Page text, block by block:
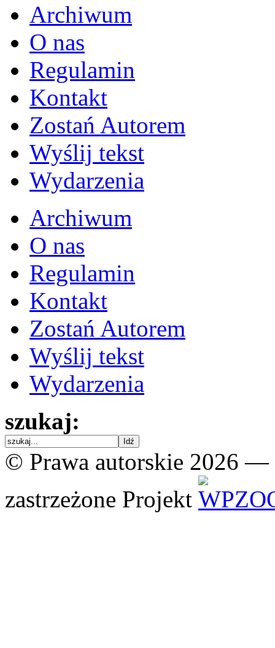
Archiwum
O nas
Regulamin
Kontakt
Zostań Autorem
Wyślij tekst
Wydarzenia
Archiwum
O nas
Regulamin
Kontakt
Zostań Autorem
Wyślij tekst
Wydarzenia
szukaj:
© Prawa autorskie 2026 —
zastrzeżone Projekt